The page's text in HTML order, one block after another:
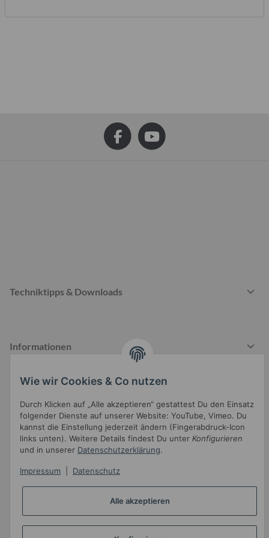
Techniktipps & Downloads
Informationen
Gesetzliche Informationen
Widerrufsbutton
Wie wir Cookies & Co nutzen
Durch Klicken auf „Alle akzeptieren“ gestattest Du den Einsatz
folgender Dienste auf unserer Website: YouTube, Vimeo. Du
kannst die Einstellung jederzeit ändern (Fingerabdruck-Icon
links unten). Weitere Details findest Du unter Konfigurieren
und in unserer Datenschutzerklärung.
Impressum Datenschutz
Alle akzeptieren